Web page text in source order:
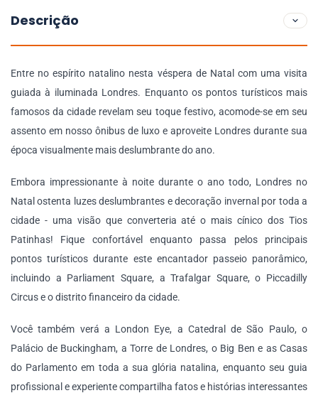
Descrição
Entre no espírito natalino nesta véspera de Natal com uma visita
guiada à iluminada Londres. Enquanto os pontos turísticos mais
famosos da cidade revelam seu toque festivo, acomode-se em seu
assento em nosso ônibus de luxo e aproveite Londres durante sua
época visualmente mais deslumbrante do ano.
Embora impressionante à noite durante o ano todo, Londres no
Natal ostenta luzes deslumbrantes e decoração invernal por toda a
cidade - uma visão que converteria até o mais cínico dos Tios
Patinhas! Fique confortável enquanto passa pelos principais
pontos turísticos durante este encantador passeio panorâmico,
incluindo a Parliament Square, a Trafalgar Square, o Piccadilly
Circus e o distrito financeiro da cidade.
Você também verá a London Eye, a Catedral de São Paulo, o
Palácio de Buckingham, a Torre de Londres, o Big Ben e as Casas
do Parlamento em toda a sua glória natalina, enquanto seu guia
profissional e experiente compartilha fatos e histórias interessantes